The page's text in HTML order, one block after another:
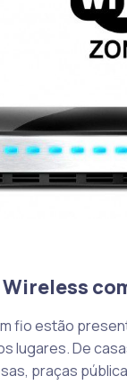
fio estão
lugares. De
praças